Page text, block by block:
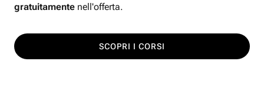
gratuitamente nell'offerta.
SCOPRI I CORSI